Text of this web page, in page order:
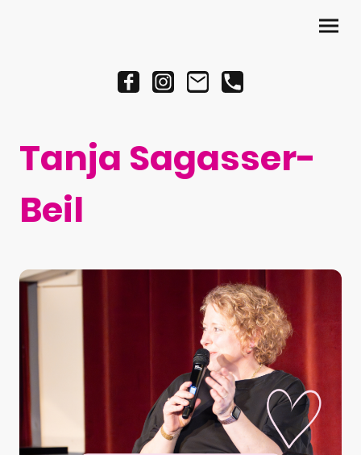
Tanja Sagasser-
Beil